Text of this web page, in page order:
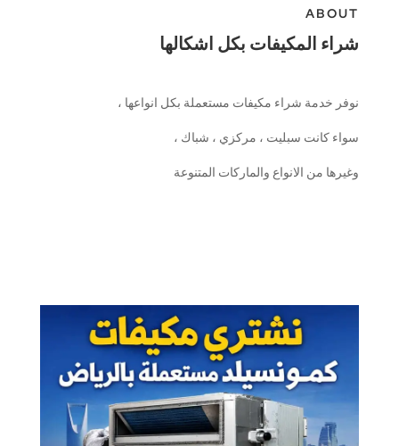
ABOUT
شراء المكيفات بكل اشكالها
نوفر خدمة شراء مكيفات مستعملة بكل انواعها ،
سواء كانت سبليت ، مركزي ، شباك ،
وغيرها من الانواع والماركات المتنوعة